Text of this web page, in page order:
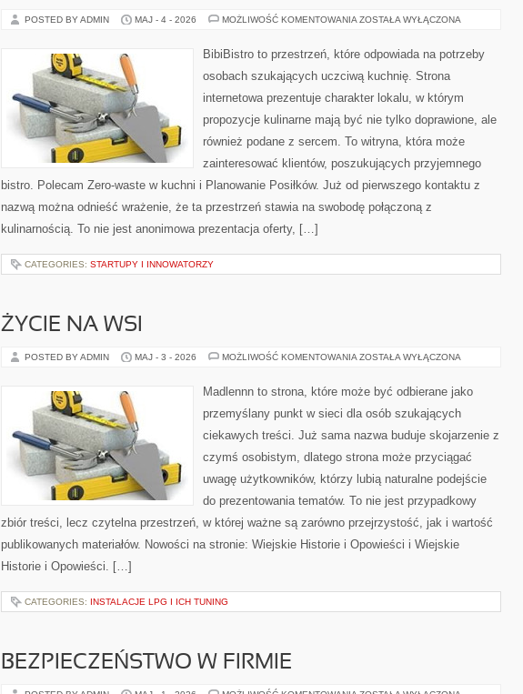
POSTED BY ADMIN MAJ - 4 - 2026 MOŻLIWOŚĆ KOMENTOWANIA DIY
ZOSTAŁA WYŁĄCZONA
BibiBistro to przestrzeń, które odpowiada na potrzeby
osobach szukających uczciwą kuchnię. Strona
internetowa prezentuje charakter lokalu, w którym
propozycje kulinarne mają być nie tylko doprawione, ale
również podane z sercem. To witryna, która może
zainteresować klientów, poszukujących przyjemnego
bistro. Polecam Zero-waste w kuchni i Planowanie Posiłków. Już od pierwszego kontaktu z
nazwą można odnieść wrażenie, że ta przestrzeń stawia na swobodę połączoną z
kulinarnością. To nie jest anonimowa prezentacja oferty, […]
CATEGORIES: STARTUPY I INNOWATORZY
ŻYCIE NA WSI
POSTED BY ADMIN MAJ - 3 - 2026 MOŻLIWOŚĆ KOMENTOWANIA ŻYCIE
ZOSTAŁA WYŁĄCZONA
Madlennn to strona, które może być odbierane jako
przemyślany punkt w sieci dla osób szukających
ciekawych treści. Już sama nazwa buduje skojarzenie z
czymś osobistym, dlatego strona może przyciągać
uwagę użytkowników, którzy lubią naturalne podejście
do prezentowania tematów. To nie jest przypadkowy
zbiór treści, lecz czytelna przestrzeń, w której ważne są zarówno przejrzystość, jak i wartość
publikowanych materiałów. Nowości na stronie: Wiejskie Historie i Opowieści i Wiejskie
Historie i Opowieści. […]
CATEGORIES: INSTALACJE LPG I ICH TUNING
BEZPIECZEŃSTWO W FIRMIE